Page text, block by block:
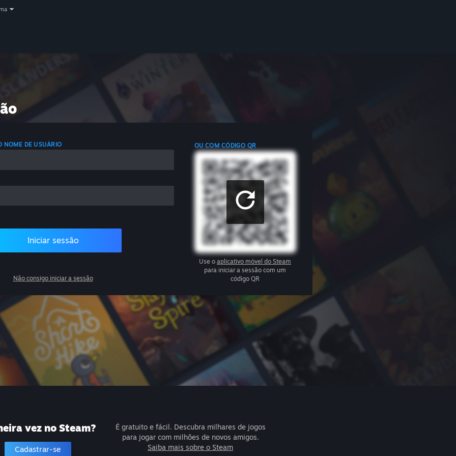
NOME DE USUÁRIO
Iniciar sessão
Não consigo iniciar a sessão
OU COM CÓDIGO QR
Use o aplicativo móvel do Steam
para iniciar a sessão com um
código QR
vez no Steam?
Cadastrar-se
É gratuito e fácil. Descubra milhares de jogos
para jogar com milhões de novos amigos.
Saiba mais sobre o Steam